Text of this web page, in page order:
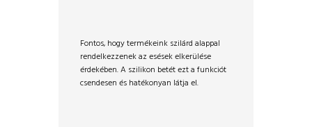
Fontos, hogy termékeink szilárd alappal
rendelkezzenek az esések elkerülése
érdekében. A szilikon betét ezt a funkciót
csendesen és hatékonyan látja el.